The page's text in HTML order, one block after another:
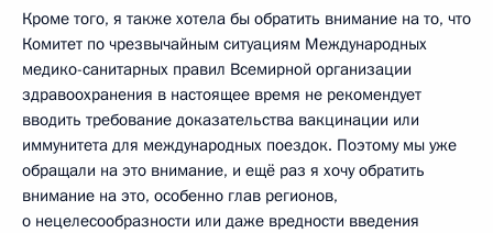
Кроме того, я также хотела бы обратить внимание на то, что
Комитет по чрезвычайным ситуациям Международных
медико-санитарных правил Всемирной организации
здравоохранения в настоящее время не рекомендует
вводить требование доказательства вакцинации или
иммунитета для международных поездок. Поэтому мы уже
обращали на это внимание, и ещё раз я хочу обратить
внимание на это, особенно глав регионов,
о нецелесообразности или даже вредности введения